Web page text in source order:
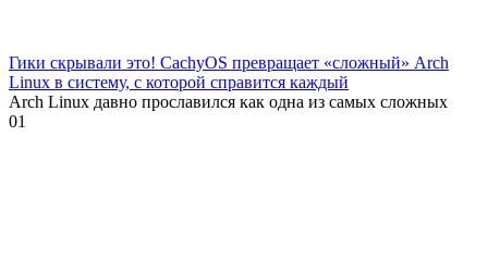
Гики скрывали это! CachyOS превращает «сложный» Arch
Linux в систему, с которой справится каждый
Arch Linux давно прославился как одна из самых сложных
01